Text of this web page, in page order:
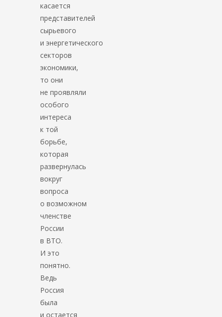
касается
представителей
сырьевого
и энергетического
секторов
экономики,
то они
не проявляли
особого
интереса
к той
борьбе,
которая
развернулась
вокруг
вопроса
о возможном
членстве
России
в ВТО.
И это
понятно.
Ведь
Россия
была
и остается